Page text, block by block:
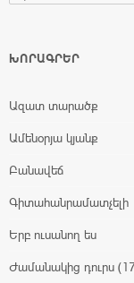
ԽՈՐԱԳՐԵՐ
Ազատ տարածք
Ամենօրյա կյանք
Բանավեճ
Գիտահանրամատչելի
Երբ ուսանող ես
Ժամանակից դուրս